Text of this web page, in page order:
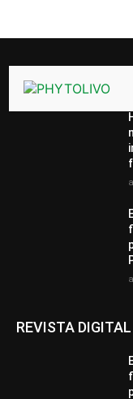
DESTACADOS
REVISTA DIGITAL